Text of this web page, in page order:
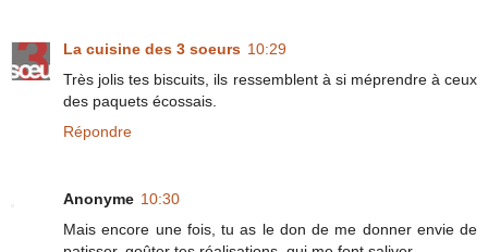
La cuisine des 3 soeurs 10:29
Très jolis tes biscuits, ils ressemblent à si méprendre à ceux
des paquets écossais.
Répondre
Anonyme 10:30
Mais encore une fois, tu as le don de me donner envie de